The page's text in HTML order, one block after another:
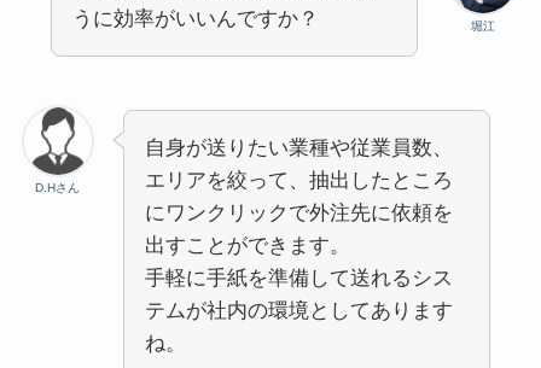
堀江
うに効率がいいんですか？
D.Hさん
自身が送りたい業種や従業員数、
エリアを絞って、抽出したところ
にワンクリックで外注先に依頼を
出すことができます。
手軽に手紙を準備して送れるシス
テムが社内の環境としてあります
ね。